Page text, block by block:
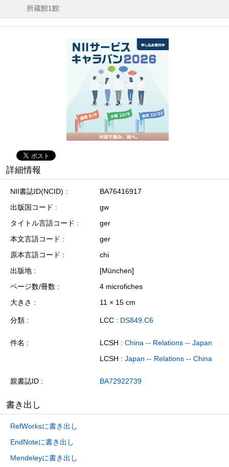
所蔵館1館
詳細情報
NII書誌ID(NCID)
BA76416917
出版国コード
gw
タイトル言語コード
ger
本文言語コード
ger
原本言語コード
chi
出版地
[München]
ページ数/冊数
4 microfiches
大きさ
11 × 15 cm
分類 LCC : DS849.C6
件名 LCSH : China -- Relations -- Japan
LCSH : Japan -- Relations -- China
親書誌ID BA72922739
書き出し
RefWorksに書き出し
EndNoteに書き出し
Mendeleyに書き出し